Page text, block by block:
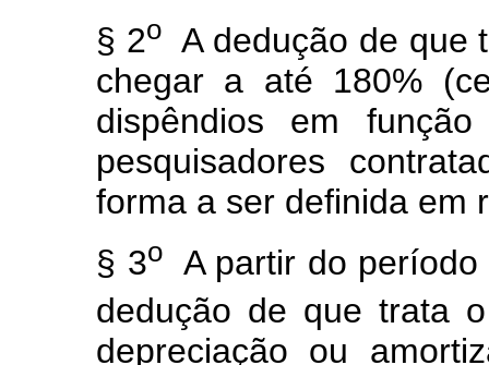
§ 2oA dedução de que
chegar a até 180%
dispêndios em
pesquisadores
forma a ser definida em
§ 3oA partir do período
dedução de que trata
depreciação ou